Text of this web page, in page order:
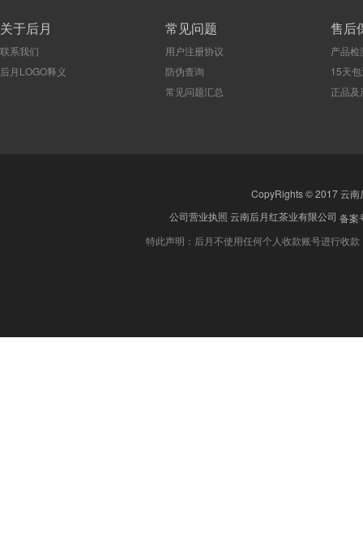
关于后月
联系我们
后月LOGO释义
常见问题
用户注册协议
防伪查询
常见问题汇总
售后
产品检
15天
正品及
CopyRights © 2017 云南
公司营业执照 云南后月红茶业有限公司 备案
特此声明：后月不使用任何个人收款账号进行收